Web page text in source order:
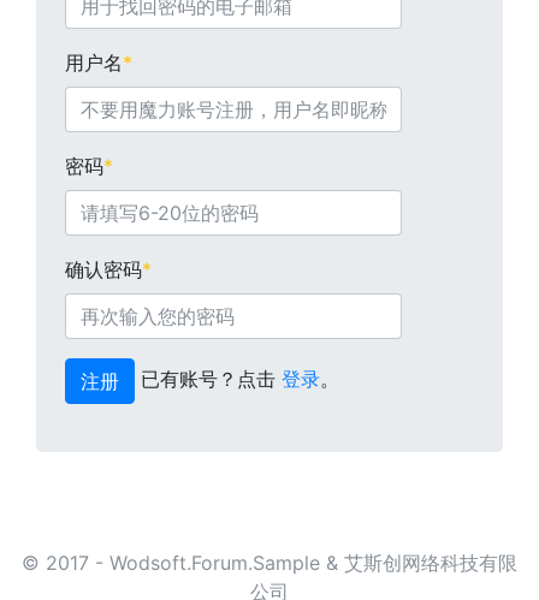
用户名*
密码*
确认密码*
注册 已有账号？点击 登录。
© 2017 - Wodsoft.Forum.Sample & 艾斯创网络科技有限
公司